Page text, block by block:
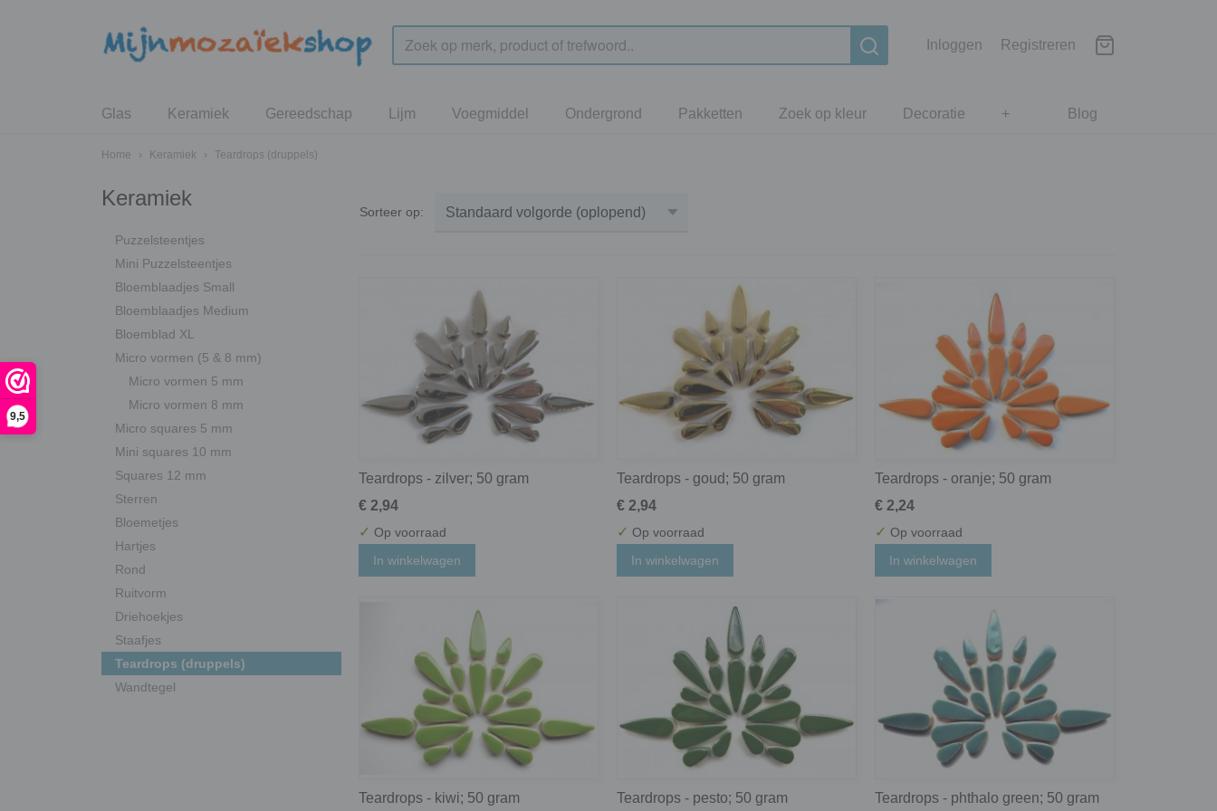
9,5
Inloggen Registreren
Blog
Glas Keramiek Gereedschap Lijm Voegmiddel Ondergrond Pakketten Zoek op kleur Decoratie +
Home › Keramiek › Teardrops (druppels)
Keramiek
Puzzelsteentjes
Mini Puzzelsteentjes
Bloemblaadjes Small
Bloemblaadjes Medium
Bloemblad XL
Micro vormen (5 & 8 mm)
Micro vormen 5 mm
Micro vormen 8 mm
Micro squares 5 mm
Mini squares 10 mm
Squares 12 mm
Sterren
Bloemetjes
Hartjes
Rond
Ruitvorm
Driehoekjes
Staafjes
Teardrops (druppels)
Wandtegel
Sorteer op:
Teardrops - zilver; 50 gram
€ 2,94
✓ Op voorraad
In winkelwagen
Teardrops - goud; 50 gram
€ 2,94
✓ Op voorraad
In winkelwagen
Teardrops - oranje; 50 gram
€ 2,24
✓ Op voorraad
In winkelwagen
Teardrops - kiwi; 50 gram
Teardrops - pesto; 50 gram
Teardrops - phthalo green; 50 gram